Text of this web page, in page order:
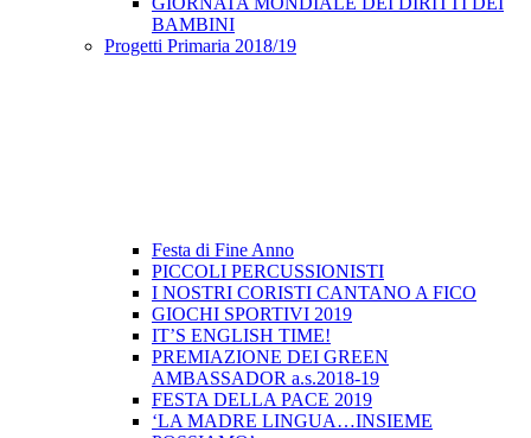
BAMBINI
Progetti Primaria 2018/19
Festa di Fine Anno
PICCOLI PERCUSSIONISTI
I NOSTRI CORISTI CANTANO A FICO
GIOCHI SPORTIVI 2019
IT’S ENGLISH TIME!
PREMIAZIONE DEI GREEN
AMBASSADOR a.s.2018-19
FESTA DELLA PACE 2019
‘LA MADRE LINGUA…INSIEME